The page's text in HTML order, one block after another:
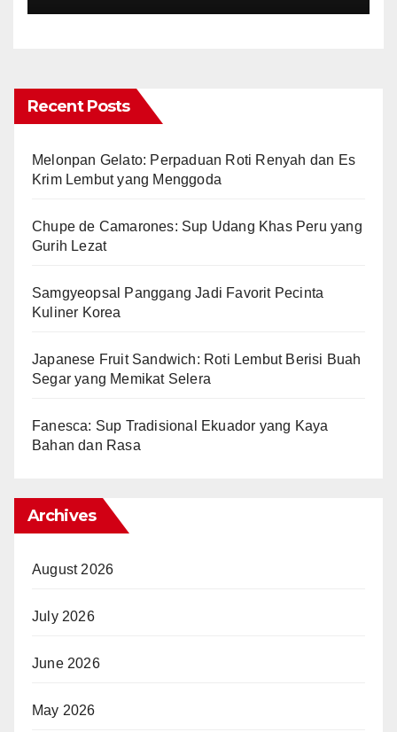
Recent Posts
Melonpan Gelato: Perpaduan Roti Renyah dan Es
Krim Lembut yang Menggoda
Chupe de Camarones: Sup Udang Khas Peru yang
Gurih Lezat
Samgyeopsal Panggang Jadi Favorit Pecinta
Kuliner Korea
Japanese Fruit Sandwich: Roti Lembut Berisi Buah
Segar yang Memikat Selera
Fanesca: Sup Tradisional Ekuador yang Kaya
Bahan dan Rasa
Archives
August 2026
July 2026
June 2026
May 2026